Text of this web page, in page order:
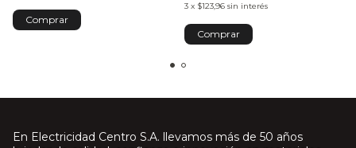
Comprar
3 x $123,96 sin interés
Comprar
En Electricidad Centro S.A. llevamos más de 50 años